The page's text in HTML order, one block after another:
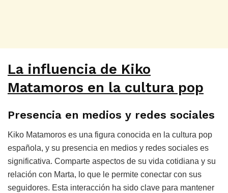
La influencia de Kiko
Matamoros en la cultura pop
Presencia en medios y redes sociales
Kiko Matamoros es una figura conocida en la cultura pop
española, y su presencia en medios y redes sociales es
significativa. Comparte aspectos de su vida cotidiana y su
relación con Marta, lo que le permite conectar con sus
seguidores. Esta interacción ha sido clave para mantener